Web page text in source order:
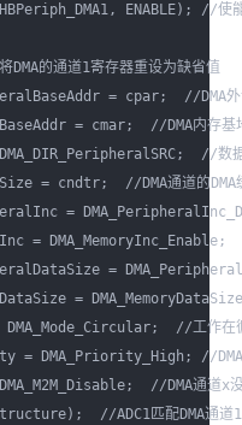
ENABLE); //使能
的通道1寄存器重设为缺省值
= cpar;  //DMA外
= cmar;  //DMA内存基
//数
= cndtr;  //DMA通道的DMA
=
= DMA_MemoryInc_Enable;
=
=
//工作在
= DMA_Priority_High; //DMA
//DMA通道x
//ADC1匹配DMA通道1